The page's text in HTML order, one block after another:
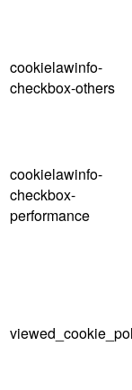
cookielawinfo-
checkbox-others
cookielawinfo-
checkbox-
performance